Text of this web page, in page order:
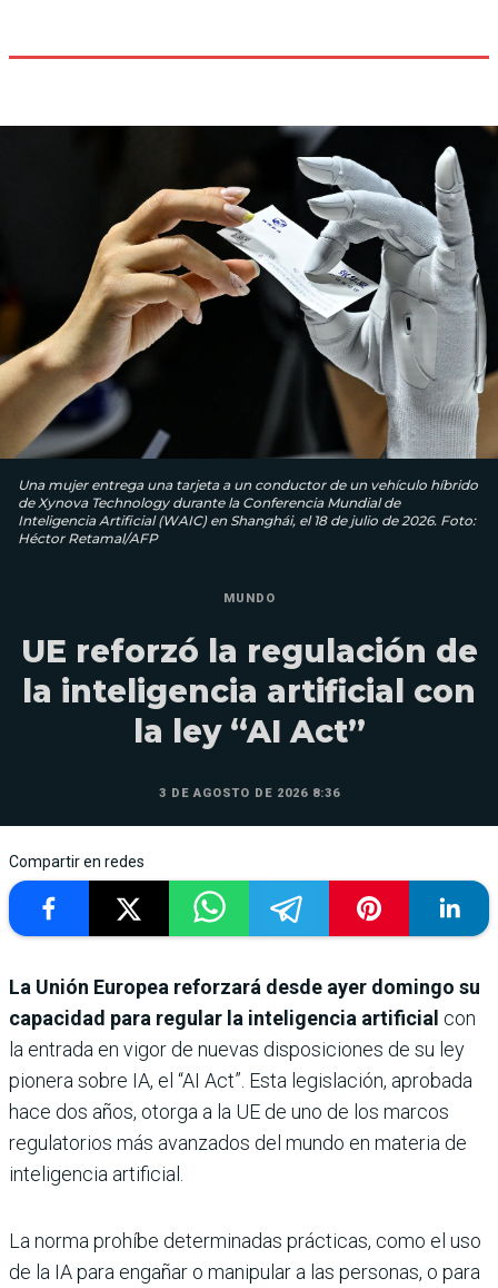
Una mujer entrega una tarjeta a un conductor de un vehículo híbrido
de Xynova Technology durante la Conferencia Mundial de
Inteligencia Artificial (WAIC) en Shanghái, el 18 de julio de 2026. Foto:
Héctor Retamal/AFP
MUNDO
UE reforzó la regulación de
la inteligencia artificial con
la ley “AI Act”
3 DE AGOSTO DE 2026 8:36
Compartir en redes
La Unión Europea reforzará desde ayer domingo su
capacidad para regular la inteligencia artificial con
la entrada en vigor de nuevas disposiciones de su ley
pionera sobre IA, el “AI Act”. Esta legislación, aprobada
hace dos años, otorga a la UE de uno de los marcos
regulatorios más avanzados del mundo en materia de
inteligencia artificial.
La norma prohíbe determinadas prácticas, como el uso
de la IA para engañar o manipular a las personas, o para